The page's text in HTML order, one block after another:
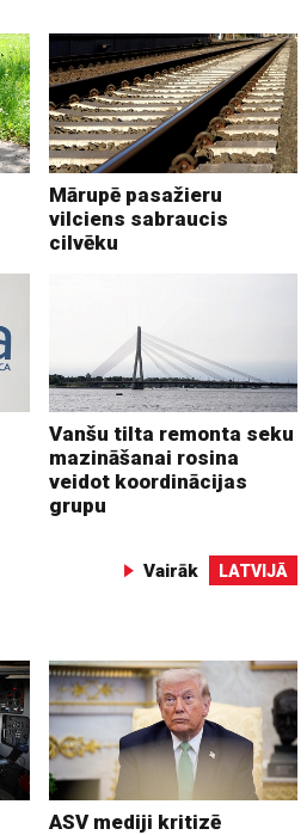
Mārupē pasažieru
vilciens sabraucis
cilvēku
Vanšu tilta remonta seku
mazināšanai rosina
veidot koordinācijas
grupu
Vairāk LATVIJĀ
ASV mediji kritizē